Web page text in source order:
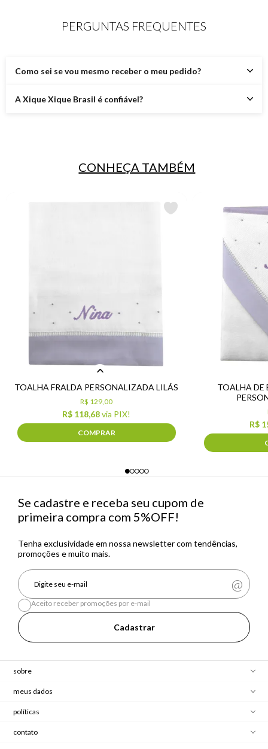
PERGUNTAS FREQUENTES
Como sei se vou mesmo receber o meu pedido?
A Xique Xique Brasil é confiável?
CONHEÇA TAMBÉM
TOALHA FRALDA PERSONALIZADA LILÁS
R$ 118,68via PIX!
R$ 129,00
COMPRAR
TOALHA DE
R$
Se cadastre e receba seu cupom de
primeira compra com 5%OFF!
Tenha exclusividade em nossa newsletter com tendências,
promoções e muito mais.
Cadastrar
Aceito receber promoções por e-mail
sobre
meus dados
políticas
contato